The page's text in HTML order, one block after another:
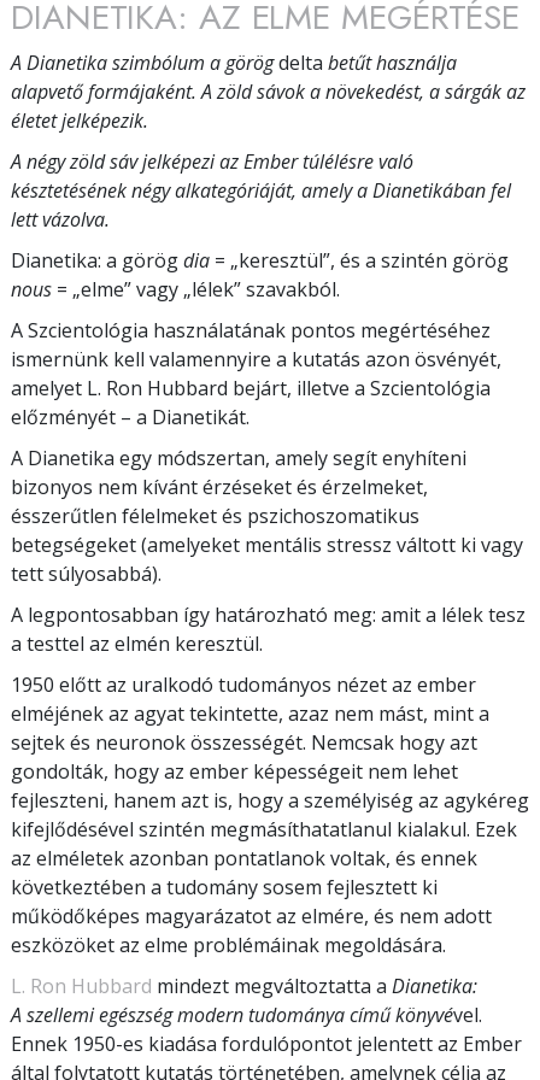
DIANETIKA: AZ ELME MEGÉRTÉSE
A Dianetika szimbólum a görögdelta betűt használja
alapvető formájaként. A zöld sávok a növekedést, a sárgák az
életet jelképezik.
A négy zöld sáv jelképezi az Ember túlélésre való
késztetésének négy alkategóriáját, amely a Dianetikában fel
lett vázolva.
Dianetika: a görögdia = „keresztül”, és a szintén görög
nous = „elme” vagy „lélek” szavakból.
A Szcientológia használatának pontos megértéséhez
ismernünk kell valamennyire a kutatás azon ösvényét,
amelyet L. Ron Hubbard bejárt, illetve a Szcientológia
előzményét – a Dianetikát.
A Dianetika egy módszertan, amely segít enyhíteni
bizonyos nem kívánt érzéseket és érzelmeket,
ésszerűtlen félelmeket és pszichoszomatikus
betegségeket (amelyeket mentális stressz váltott ki vagy
tett súlyosabbá).
A legpontosabban így határozható meg: amit a lélek tesz
a testtel az elmén keresztül.
1950 előtt az uralkodó tudományos nézet az ember
elméjének az agyat tekintette, azaz nem mást, mint a
sejtek és neuronok összességét. Nemcsak hogy azt
gondolták, hogy az ember képességeit nem lehet
fejleszteni, hanem azt is, hogy a személyiség az agykéreg
kifejlődésével szintén megmásíthatatlanul kialakul. Ezek
az elméletek azonban pontatlanok voltak, és ennek
következtében a tudomány sosem fejlesztett ki
működőképes magyarázatot az elmére, és nem adott
eszközöket az elme problémáinak megoldására.
L. Ron Hubbard mindezt megváltoztatta a Dianetika:
A szellemi egészség modern tudománya című könyvével.
Ennek 1950-es kiadása fordulópontot jelentett az Ember
által folytatott kutatás történetében, amelynek célja az